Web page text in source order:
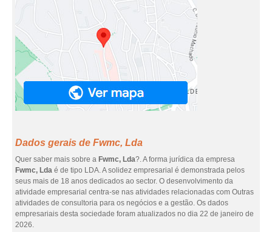
Dados gerais de Fwmc, Lda
Quer saber mais sobre a Fwmc, Lda?. A forma jurídica da empresa
Fwmc, Lda é de tipo LDA. A solidez empresarial é demonstrada pelos
seus mais de 18 anos dedicados ao sector. O desenvolvimento da
atividade empresarial centra-se nas atividades relacionadas com Outras
atividades de consultoria para os negócios e a gestão. Os dados
empresariais desta sociedade foram atualizados no dia 22 de janeiro de
2026.